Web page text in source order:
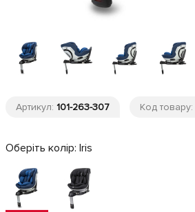
Артикул: 101-263-307 Код товару:
Оберіть колір: Iris